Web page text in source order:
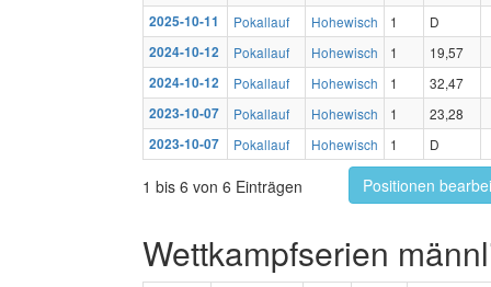
2025-10-11 Pokallauf Hohewisch 1
D
2024-10-12
Pokallauf Hohewisch 1
19,57
2024-10-12
Pokallauf Hohewisch 1
32,47
2023-10-07
Pokallauf Hohewisch 1
23,28
2023-10-07
Pokallauf Hohewisch 1 D
1 bis 6 von 6 Einträgen Positionen
Wettkampfserien